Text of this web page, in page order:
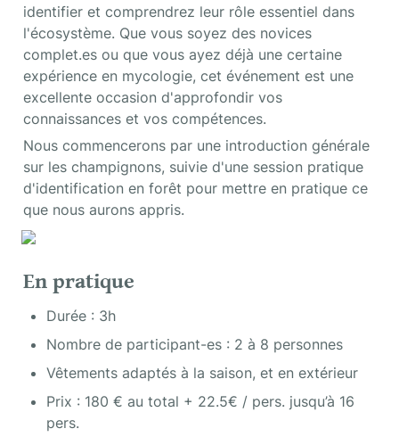
identifier et comprendrez leur rôle essentiel dans
l'écosystème. Que vous soyez des novices
complet.es ou que vous ayez déjà une certaine
expérience en mycologie, cet événement est une
excellente occasion d'approfondir vos
connaissances et vos compétences.
Nous commencerons par une introduction générale
sur les champignons, suivie d'une session pratique
d'identification en forêt pour mettre en pratique ce
que nous aurons appris.
En pratique
Durée : 3h
Nombre de participant-es : 2 à 8 personnes
Vêtements adaptés à la saison, et en extérieur
Prix : 180 € au total + 22.5€ / pers. jusqu’à 16
pers.